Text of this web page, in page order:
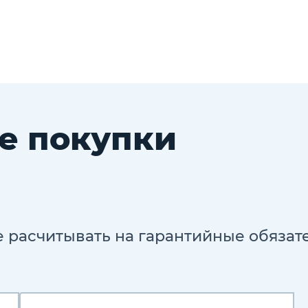
Система мониторинга слепых зон (BSM)
Система помощи при выезде с парковки
покупки
на гарантийные